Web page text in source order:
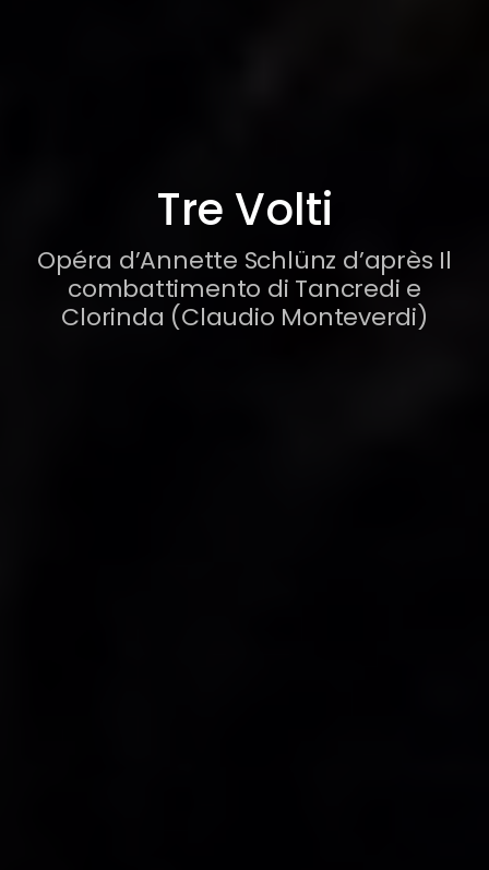
Tre Volti
Opéra d’Annette Schlünz d’après Il
combattimento di Tancredi e
Clorinda (Claudio Monteverdi)